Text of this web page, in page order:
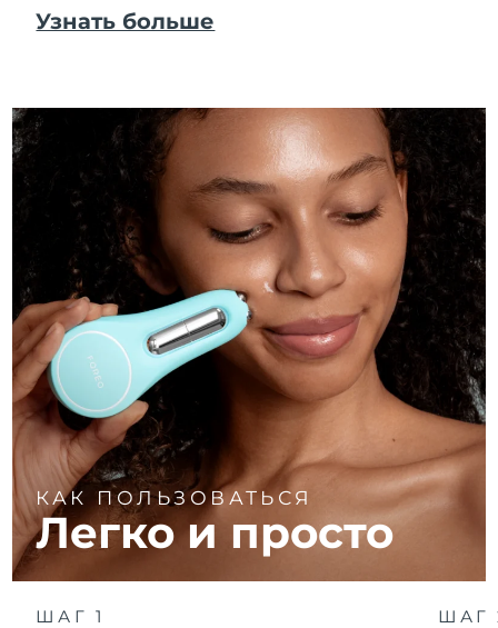
Узнать больше
КАК ПОЛЬЗОВАТЬСЯ
Легко и просто
ШАГ 1 ШАГ